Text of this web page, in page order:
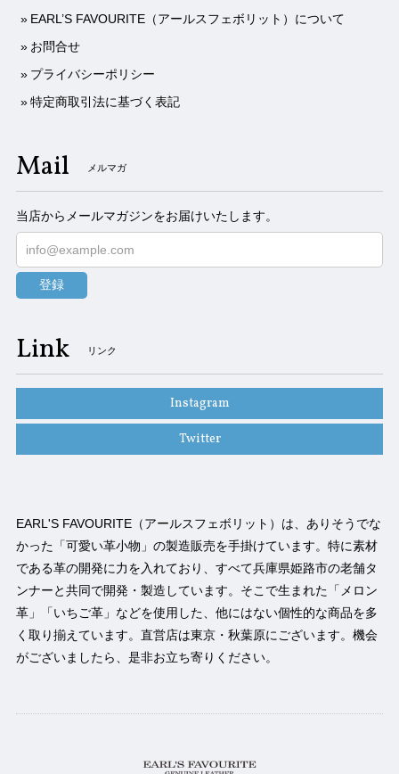
EARL’S FAVOURITE（アールスフェボリット）について
お問合せ
プライバシーポリシー
特定商取引法に基づく表記
Mail メルマガ
当店からメールマガジンをお届けいたします。
登録
Link リンク
Instagram
Twitter
EARL'S FAVOURITE（アールスフェボリット）は、ありそうでな
かった「可愛い革小物」の製造販売を手掛けています。特に素材
である革の開発に力を入れており、すべて兵庫県姫路市の老舗タ
ンナーと共同で開発・製造しています。そこで生まれた「メロン
革」「いちご革」などを使用した、他にはない個性的な商品を多
く取り揃えています。直営店は東京・秋葉原にございます。機会
がございましたら、是非お立ち寄りください。